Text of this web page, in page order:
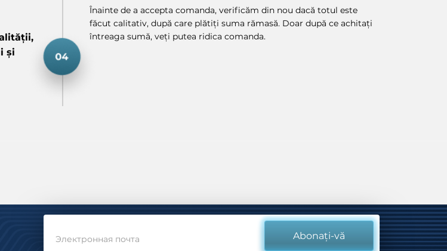
și
Înainte de a accepta comanda, verificăm din nou dacă totul este
făcut calitativ, după care plătiți suma rămasă. Doar după ce achitați
întreaga sumă, veți putea ridica comanda.
Электронная почта Abonați-vă